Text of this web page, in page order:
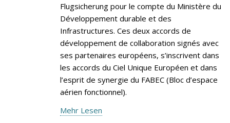
Flugsicherung pour le compte du Ministère du
Développement durable et des
Infrastructures. Ces deux accords de
développement de collaboration signés avec
ses partenaires européens, s’inscrivent dans
les accords du Ciel Unique Européen et dans
l’esprit de synergie du FABEC (Bloc d’espace
aérien fonctionnel).
Mehr Lesen